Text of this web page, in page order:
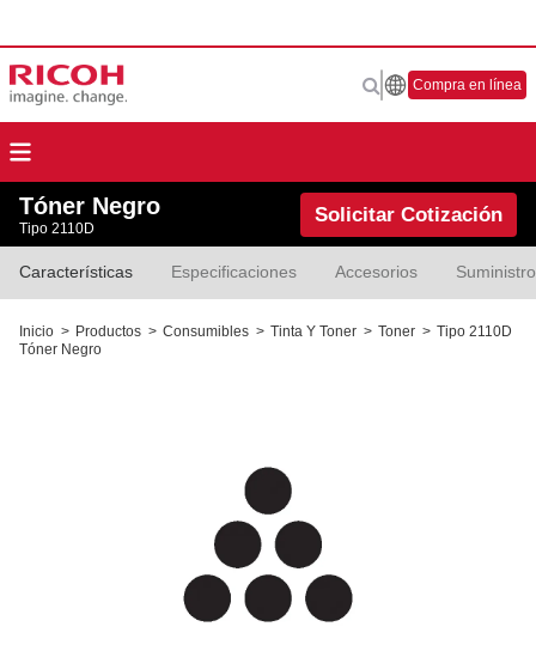
Compra en línea
Tóner Negro
Tipo 2110D
Solicitar Cotización
Características Especificaciones Accesorios
Inicio > Productos > Consumibles > Tinta Y Toner > Toner > Tipo 2110D
Tóner Negro